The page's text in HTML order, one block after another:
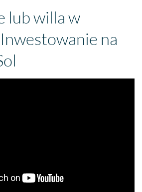
lub willa w
na